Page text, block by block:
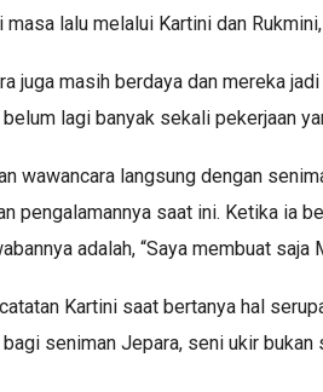
lalu melalui Kartini dan
juga masih berdaya dan mereka
lagi banyak sekali pekerjaan
wawancara langsung dengan
pengalamannya saat ini. Ketika ia
adalah, “Saya membuat
Kartini saat bertanya hal
seniman Jepara, seni ukir